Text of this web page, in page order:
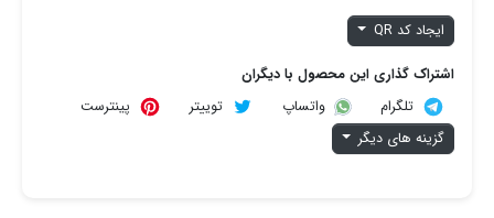
ایجاد کد QR
اشتراک گذاری این محصول با دیگران
تلگرام
واتساپ توییتر
پینترست
گزینه های دیگر